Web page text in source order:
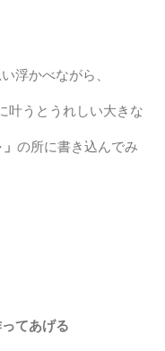
浮かべながら、
叶うとうれしい大きな
の所に書き込んでみ
てあげる